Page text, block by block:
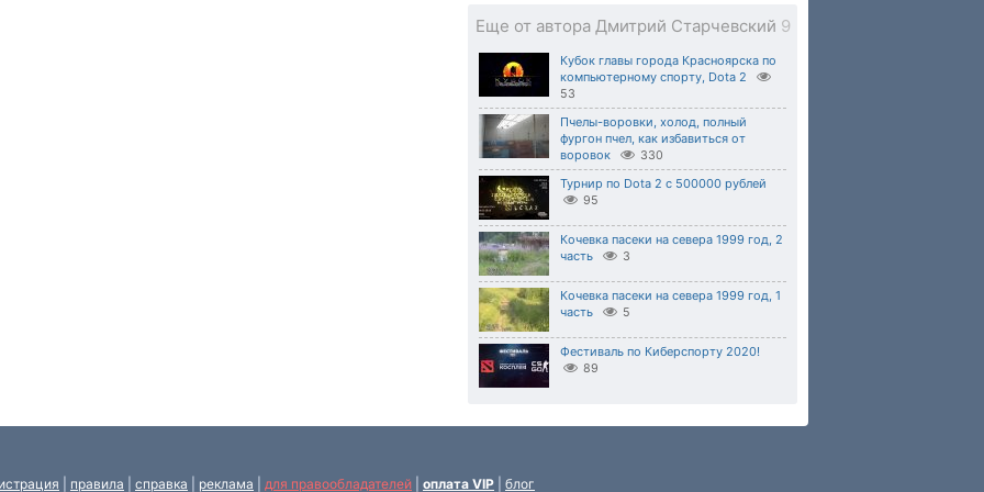
Еще от автора Дмитрий Старчевский 9
Кубок главы города Красноярска по
компьютерному спорту, Dota 2
53
Пчелы-воровки, холод, полный
фургон пчел, как избавиться от
воровок
330
Турнир по Dota 2 с 500000 рублей
95
Кочевка пасеки на севера 1999 год, 2
часть
3
Кочевка пасеки на севера 1999 год, 1
часть
5
Фестиваль по Киберспорту 2020!
89
правила справка реклама для правообладателей оплата VIP блог